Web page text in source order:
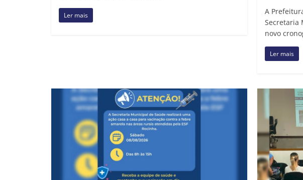
Ler mais
A
Secretaria
novo
Ler mais